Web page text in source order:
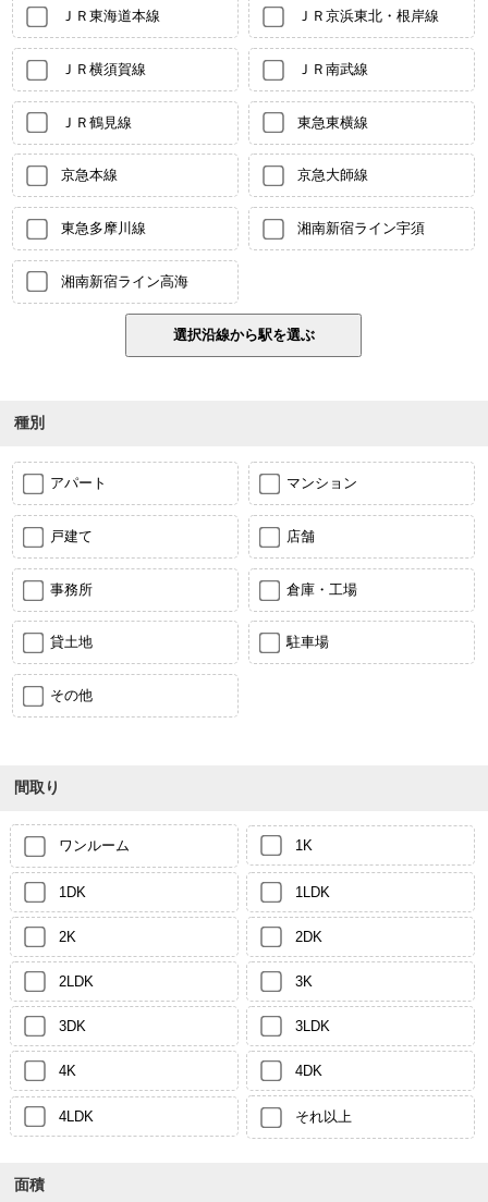
ＪＲ東海道本線 ＪＲ京浜東北・根岸線
ＪＲ横須賀線 ＪＲ南武線
ＪＲ鶴見線 東急東横線
京急本線 京急大師線
東急多摩川線 湘南新宿ライン宇須
湘南新宿ライン高海
種別
アパート マンション
戸建て 店舗
事務所 倉庫・工場
貸土地 駐車場
その他
間取り
ワンルーム 1K
1DK 1LDK
2K 2DK
2LDK 3K
3DK 3LDK
4K 4DK
4LDK それ以上
面積